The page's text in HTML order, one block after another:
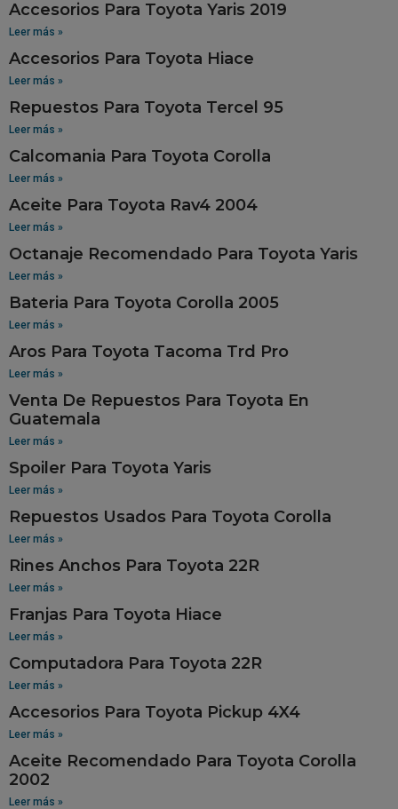
Accesorios Para Toyota Yaris 2019
Leer más »
Accesorios Para Toyota Hiace
Leer más »
Repuestos Para Toyota Tercel 95
Leer más »
Calcomania Para Toyota Corolla
Leer más »
Aceite Para Toyota Rav4 2004
Leer más »
Octanaje Recomendado Para Toyota Yaris
Leer más »
Bateria Para Toyota Corolla 2005
Leer más »
Aros Para Toyota Tacoma Trd Pro
Leer más »
Venta De Repuestos Para Toyota En
Guatemala
Leer más »
Spoiler Para Toyota Yaris
Leer más »
Repuestos Usados Para Toyota Corolla
Leer más »
Rines Anchos Para Toyota 22R
Leer más »
Franjas Para Toyota Hiace
Leer más »
Computadora Para Toyota 22R
Leer más »
Accesorios Para Toyota Pickup 4X4
Leer más »
Aceite Recomendado Para Toyota Corolla
2002
Leer más »